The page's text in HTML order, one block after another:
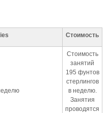
Стоимость
Стоимость
занятий
195 фунтов
стерлингов
в неделю.
Занятия
проводятся